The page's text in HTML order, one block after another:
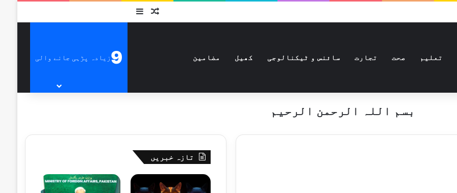
متفرق
تعلیم صحت تجارت سائنس و ٹیکنالوجی کھیل مضامین 9زیادہ پڑہی جانے والی
بسم اللہ الرحمن الرحیم
تازہ خبریں